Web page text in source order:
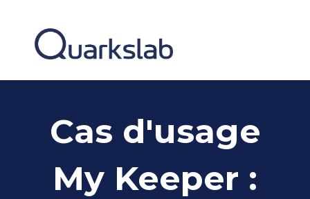
Cas d'usage
My Keeper :